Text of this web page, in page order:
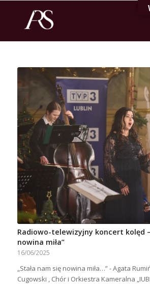
Radiowo-telewizyjny koncert kolęd –
nowina miła”
16/06/2025
„Stała nam się nowina miła…” - Agata
Cugowski , Chór i Orkiestra Kameralna